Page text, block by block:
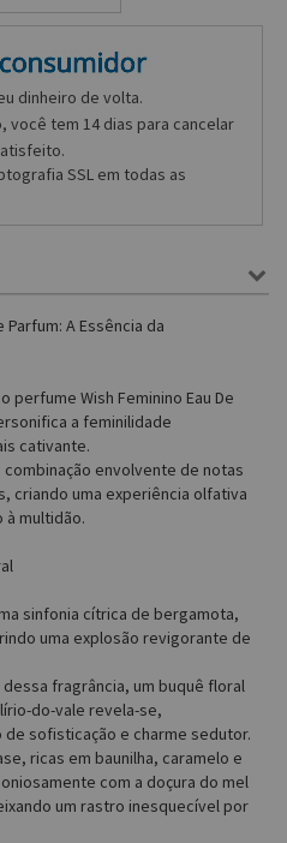
dinheiro de volta.
você tem 14 dias para cancelar
SSL em todas as
Parfum: A Essência da
perfume Wish Feminino Eau De
a feminilidade
cativante.
envolvente de notas
criando uma experiência olfativa
à multidão.
sinfonia cítrica de bergamota,
uma explosão revigorante de
dessa fragrância, um buquê floral
do-vale revela-se,
sofisticação e charme sedutor.
ricas em baunilha, caramelo e
com a doçura do mel
um rastro inesquecível por